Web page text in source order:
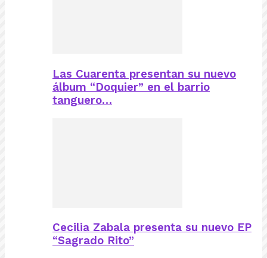
Las Cuarenta presentan su nuevo
álbum “Doquier” en el barrio
tanguero…
Cecilia Zabala presenta su nuevo EP
“Sagrado Rito”